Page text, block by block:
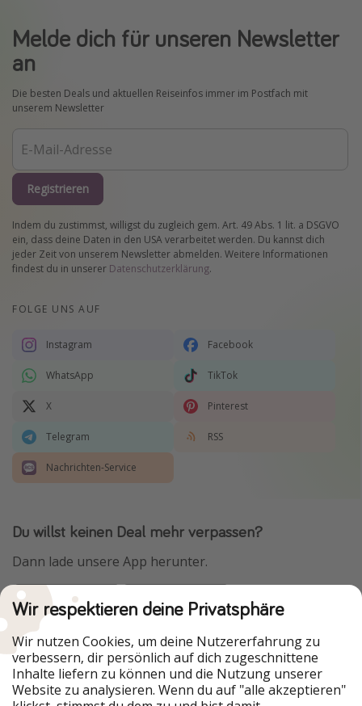
Melde dich für unseren Newsletter
an
Die besten Deals und aktuellen Reiseinfos immer im Postfach mit
unserem Newsletter
Registrieren
Indem du zustimmst, willigst du zugleich gem. Art. 49 Abs. 1 lit. a DSGVO
ein, dass deine Daten in den USA verarbeitet werden. Du kannst dich
jeder Zeit von unserem Newsletter abmelden. Weitere Informationen
findest du in unserer Datenschutzerklärung.
FOLGE UNS AUF
Instagram Facebook
WhatsApp TikTok
X Pinterest
Telegram RSS
Nachrichten-Service
Du willst keinen Deal mehr verpassen?
Dann lade unsere App herunter.
Urlaubspiraten ist Teil der HolidayPirates Group
Unsere Märkte
PiratinViaggio
HolidayPirates
Wir respektieren deine Privatsphäre
Wir nutzen Cookies, um deine Nutzererfahrung zu
verbessern, dir persönlich auf dich zugeschnittene
Inhalte liefern zu können und die Nutzung unserer
Website zu analysieren. Wenn du auf "alle akzeptieren"